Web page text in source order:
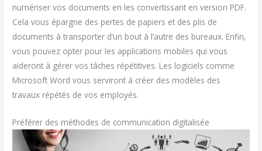
numériser vos documents en les convertissant en version PDF.
Cela vous épargne des pertes de papiers et des plis de
documents à transporter d’un bout à l’autre des bureaux. Enfin,
vous pouvez opter pour les applications mobiles qui vous
aideront à gérer vos tâches répétitives. Les logiciels comme
Microsoft Word vous serviront à créer des modèles des
travaux répétés de vos employés.
Préférer des méthodes de communication digitalisée